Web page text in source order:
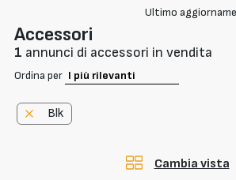
Ultimo
Accessori
1 annunci di accessori in vendita
Ordina per
Blk
Cambia vista